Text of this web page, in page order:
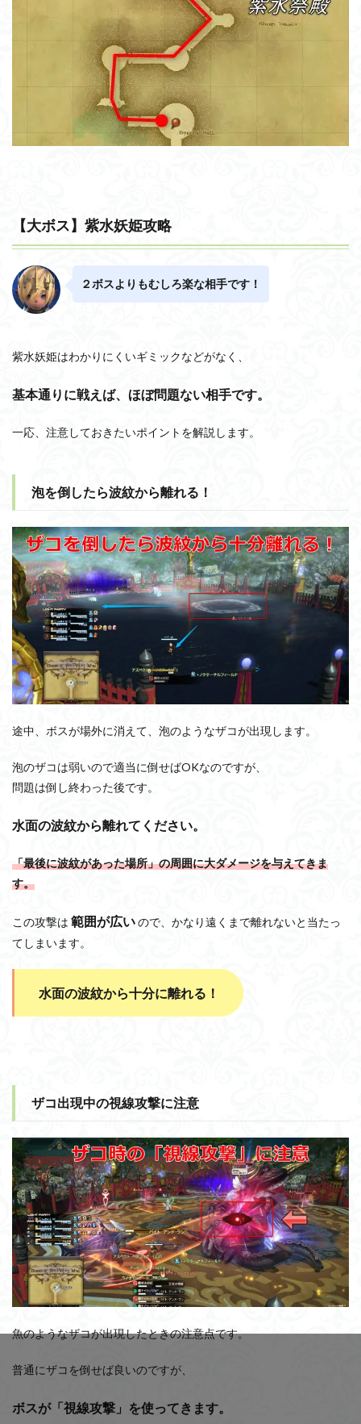
【大ボス】紫水妖姫攻略
２ボスよりもむしろ楽な相手です！
紫水妖姫はわかりにくいギミックなどがなく、
基本通りに戦えば、ほぼ問題ない相手です。
一応、注意しておきたいポイントを解説します。
泡を倒したら波紋から離れる！
途中、ボスが場外に消えて、泡のようなザコが出現します。
泡のザコは弱いので適当に倒せばOKなのですが、
問題は倒し終わった後です。
水面の波紋から離れてください。
「最後に波紋があった場所」の周囲に大ダメージを与えてきま
す。
この攻撃は 範囲が広いので、かなり遠くまで離れないと当たっ
てしまいます。
水面の波紋から十分に離れる！
ザコ出現中の視線攻撃に注意
魚のようなザコが出現したときの注意点です。
普通にザコを倒せば良いのですが、
ボスが「視線攻撃」を使ってきます。